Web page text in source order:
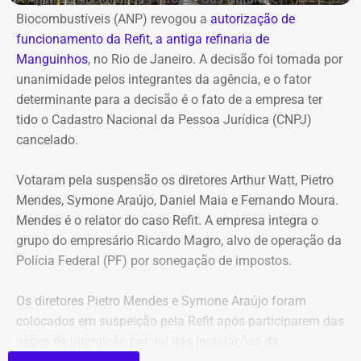
R$ 2,35 milhões
Entre os bens declarados também estão um Mercedes-
Benz AMG G63, avaliado em R$ 2,35 milhões, um
Volkswagen Passat de R$ 115 mil, R$ 709 mil em “bens
móveis de uso pessoal” e R$ 35 mil em dinheiro em
espécie.
Biocombustíveis (ANP) revogou a autorização de
funcionamento da Refit, a antiga refinaria de
Manguinhos, no Rio de Janeiro. A decisão foi tomada por
unanimidade pelos integrantes da agência, e o fator
determinante para a decisão é o fato de a empresa ter
tido o Cadastro Nacional da Pessoa Jurídica (CNPJ)
cancelado.
Votaram pela suspensão os diretores Arthur Watt, Pietro
Mendes, Symone Araújo, Daniel Maia e Fernando Moura.
Mendes é o relator do caso Refit. A empresa integra o
grupo do empresário Ricardo Magro, alvo de operação da
Polícia Federal (PF) por sonegação de impostos.
Os diretores Pietro Mendes e Symone Araújo foram
colocados em suspeição pela Refit após participarem das